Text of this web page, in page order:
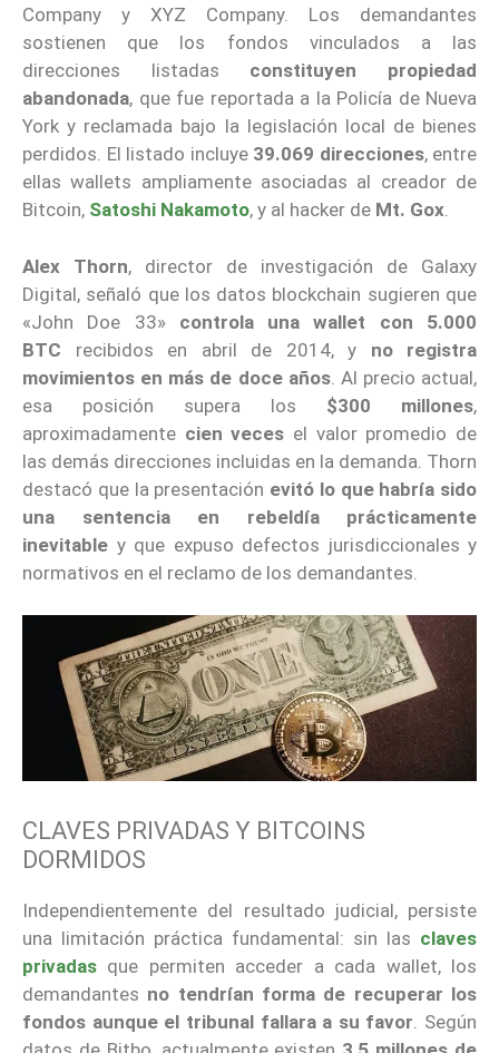
Company y XYZ Company. Los demandantes
sostienen que los fondos vinculados a las
direcciones listadas constituyen propiedad
abandonada, que fue reportada a la Policía de Nueva
York y reclamada bajo la legislación local de bienes
perdidos. El listado incluye 39.069 direcciones, entre
ellas wallets ampliamente asociadas al creador de
Bitcoin, Satoshi Nakamoto, y al hacker de Mt. Gox.
Alex Thorn, director de investigación de Galaxy
Digital, señaló que los datos blockchain sugieren que
«John Doe 33» controla una wallet con 5.000
BTC recibidos en abril de 2014, y no registra
movimientos en más de doce años. Al precio actual,
esa posición supera los $300 millones,
aproximadamente cien veces el valor promedio de
las demás direcciones incluidas en la demanda. Thorn
destacó que la presentación evitó lo que habría sido
una sentencia en rebeldía prácticamente
inevitable y que expuso defectos jurisdiccionales y
normativos en el reclamo de los demandantes.
CLAVES PRIVADAS Y BITCOINS
DORMIDOS
Independientemente del resultado judicial, persiste
una limitación práctica fundamental: sin las claves
privadas que permiten acceder a cada wallet, los
demandantes no tendrían forma de recuperar los
fondos aunque el tribunal fallara a su favor. Según